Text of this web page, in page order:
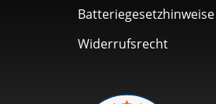
Batteriegesetzhinweise
Widerrufsrecht